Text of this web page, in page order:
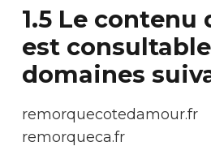
1.5 Le contenu
est
domaines
remorquecotedamour.fr
remorqueca.fr